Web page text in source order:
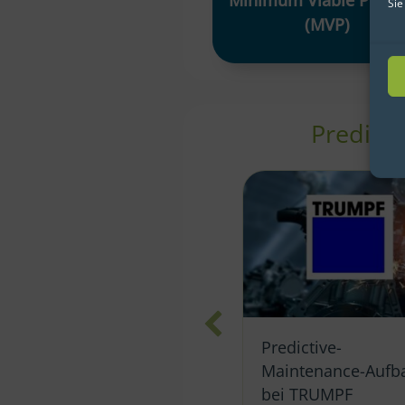
(MVP)
Predictive
Maintenance &
Kundenservices